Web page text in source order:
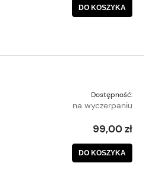
DO KOSZYKA
Dostępność:
na wyczerpaniu
99,00 zł
DO KOSZYKA